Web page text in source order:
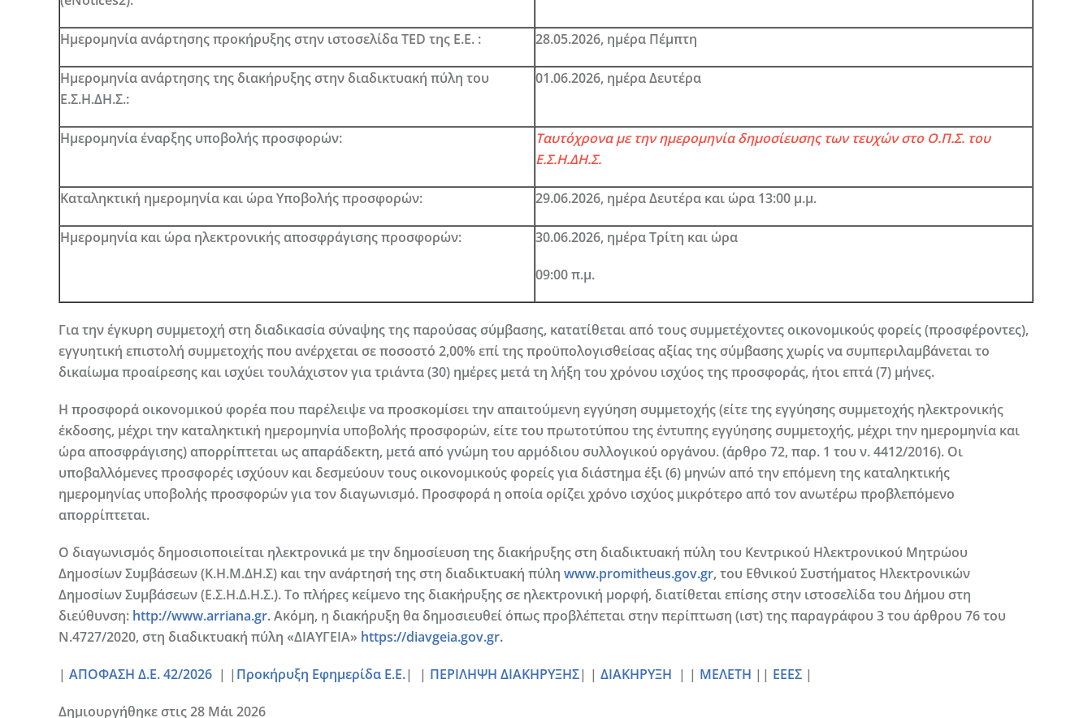
Ημερομηνία ανάρτησης προκήρυξης στην ιστοσελίδα TED της Ε.Ε. : 28.05.2026, ημέρα Πέμπτη
Ημερομηνία ανάρτησης της διακήρυξης στην διαδικτυακή πύλη του
Ε.Σ.Η.ΔΗ.Σ.:
01.06.2026, ημέραΔευτέρα
Ημερομηνία έναρξης υποβολής προσφορών:
Ταυτόχρονα με την ημερομηνία δημοσίευσης των τευχών στο Ο.Π.Σ. του
Ε.Σ.Η.ΔΗ.Σ.
Καταληκτική ημερομηνία και ώρα Υποβολής προσφορών: 29.06.2026, ημέραΔευτέρα και ώρα 13:00 μ.μ.
Ημερομηνία και ώρα ηλεκτρονικής αποσφράγισης προσφορών: 30.06.2026, ημέραΤρίτη και ώρα
09:00 π.μ.
Για την έγκυρη συμμετοχή στη διαδικασία σύναψης της παρούσας σύμβασης, κατατίθεται από τους συμμετέχοντες οικονομικούς φορείς (προσφέροντες),
εγγυητική επιστολή συμμετοχής που ανέρχεται σε ποσοστό 2,00% επί της προϋπολογισθείσας αξίας της σύμβασης χωρίς να συμπεριλαμβάνεται το
δικαίωμα προαίρεσης και ισχύει τουλάχιστον για τριάντα (30) ημέρες μετά τη λήξη του χρόνου ισχύος της προσφοράς, ήτοι επτά (7) μήνες.
Η προσφορά οικονομικού φορέα που παρέλειψε να προσκομίσει την απαιτούμενη εγγύηση συμμετοχής (είτε της εγγύησης συμμετοχής ηλεκτρονικής
έκδοσης, μέχρι την καταληκτική ημερομηνία υποβολής προσφορών, είτε του πρωτοτύπου της έντυπης εγγύησης συμμετοχής, μέχρι την ημερομηνία και
ώρα αποσφράγισης) απορρίπτεται ως απαράδεκτη, μετά από γνώμη του αρμόδιου συλλογικού οργάνου. (άρθρο 72, παρ. 1 του ν. 4412/2016). Οι
υποβαλλόμενες προσφορές ισχύουν και δεσμεύουν τους οικονομικούς φορείς για διάστημα έξι (6) μηνών από την επόμενη της καταληκτικής
ημερομηνίας υποβολής προσφορών για τον διαγωνισμό. Προσφορά η οποία ορίζει χρόνο ισχύος μικρότερο από τον ανωτέρω προβλεπόμενο
απορρίπτεται.
Ο διαγωνισμός δημοσιοποιείται ηλεκτρονικά με την δημοσίευση της διακήρυξης στη διαδικτυακή πύλη του Κεντρικού Ηλεκτρονικού Μητρώου
Δημοσίων Συμβάσεων (Κ.Η.Μ.ΔΗ.Σ) και την ανάρτησή της στη διαδικτυακή πύλη www.promitheus.gov.gr, του Εθνικού Συστήματος Ηλεκτρονικών
Δημοσίων Συμβάσεων (Ε.Σ.Η.Δ.Η.Σ.). Το πλήρες κείμενο της διακήρυξης σε ηλεκτρονική μορφή, διατίθεται επίσης στην ιστοσελίδα του Δήμου στη
διεύθυνση: http://www.arriana.gr.Ακόμη, η διακήρυξη θα δημοσιευθεί όπως προβλέπεται στην περίπτωση (ιστ) της παραγράφου 3 του άρθρου 76 του
Ν.4727/2020, στη διαδικτυακή πύλη «ΔΙΑΥΓΕΙΑ» https://diavgeia.gov.gr.
| ΑΠΟΦΑΣΗ Δ.Ε. 42/2026 | | Προκήρυξη Εφημερίδα Ε.Ε.| | ΠΕΡΙΛΗΨΗ ΔΙΑΚΗΡΥΞΗΣ| | ΔΙΑΚΗΡΥΞΗ | | ΜΕΛΕΤΗ || ΕΕΕΣ |
Δημιουργήθηκε στις28 Μάι 2026